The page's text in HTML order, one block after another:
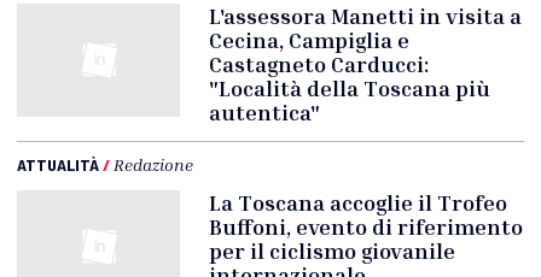
L'assessora Manetti in visita a
Cecina, Campiglia e
Castagneto Carducci:
"Località della Toscana più
autentica"
ATTUALITÀ/ Redazione
La Toscana accoglie il Trofeo
Buffoni, evento di riferimento
per il ciclismo giovanile